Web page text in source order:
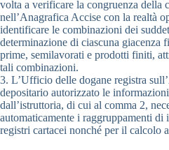
volta a verificare la congruenza della
nell’Anagrafica Accise con la realtà
identificare le combinazioni dei
determinazione di ciascuna giacenza
prime, semilavorati e prodotti finiti,
tali combinazioni.
3. L’Ufficio delle dogane registra
depositario autorizzato le
dall’istruttoria, di cui al comma 2,
automaticamente i raggruppamenti
registri cartacei nonché per il calcolo